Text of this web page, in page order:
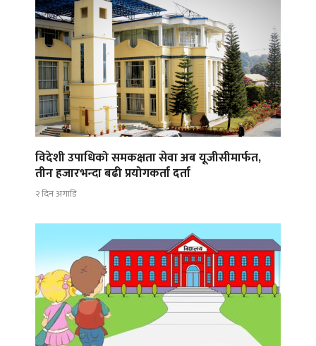
विदेशी उपाधिको समकक्षता सेवा अब यूजीसीमार्फत,
तीन हजारभन्दा बढी प्रयोगकर्ता दर्ता
२ दिन अगाडि